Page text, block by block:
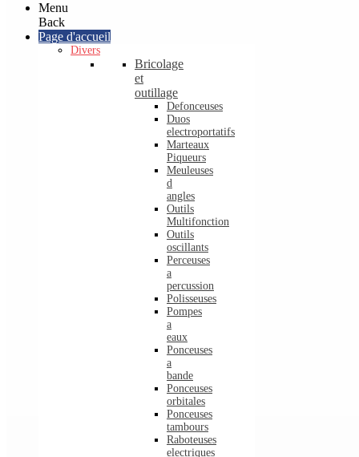
Menu
Back
Page d'accueil
Divers
Bricolage
et
outillage
Defonceuses
Duos
electroportatifs
Marteaux
Piqueurs
Meuleuses
d
angles
Outils
Multifonction
Outils
oscillants
Perceuses
a
percussion
Polisseuses
Pompes
a
eaux
Ponceuses
a
bande
Ponceuses
orbitales
Ponceuses
tambours
Raboteuses
electriques